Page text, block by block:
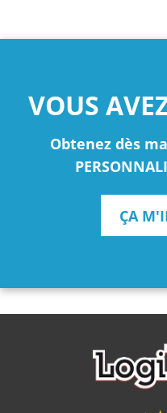
VOUS
Obtenez dès
ÇA